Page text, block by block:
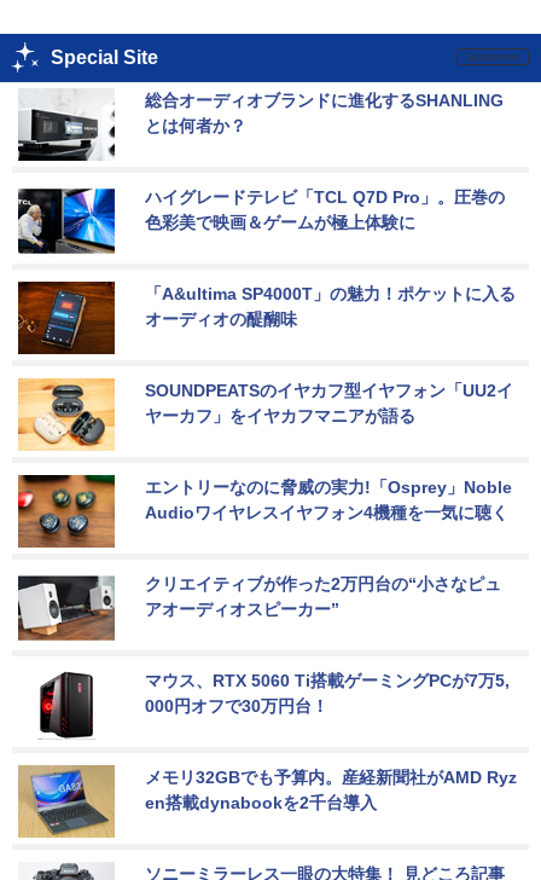
Special Site
総合オーディオブランドに進化するSHANLING
とは何者か？
ハイグレードテレビ「TCL Q7D Pro」。圧巻の
色彩美で映画＆ゲームが極上体験に
「A&ultima SP4000T」の魅力！ポケットに入る
オーディオの醍醐味
SOUNDPEATSのイヤカフ型イヤフォン「UU2イ
ヤーカフ」をイヤカフマニアが語る
エントリーなのに脅威の実力!「Osprey」Noble
Audioワイヤレスイヤフォン4機種を一気に聴く
クリエイティブが作った2万円台の“小さなピュ
アオーディオスピーカー”
マウス、RTX 5060 Ti搭載ゲーミングPCが7万5,
000円オフで30万円台！
メモリ32GBでも予算内。産経新聞社がAMD Ryz
en搭載dynabookを2千台導入
ソニーミラーレス一眼の大特集！ 見どころ記事